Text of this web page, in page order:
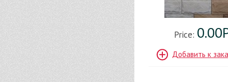
Price:
Добавить к